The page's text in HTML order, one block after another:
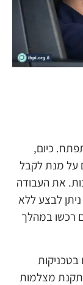
כיום,
על מנת לקבל
את העבודה
לבצע ללא
רכשו במהלך
מצלמות